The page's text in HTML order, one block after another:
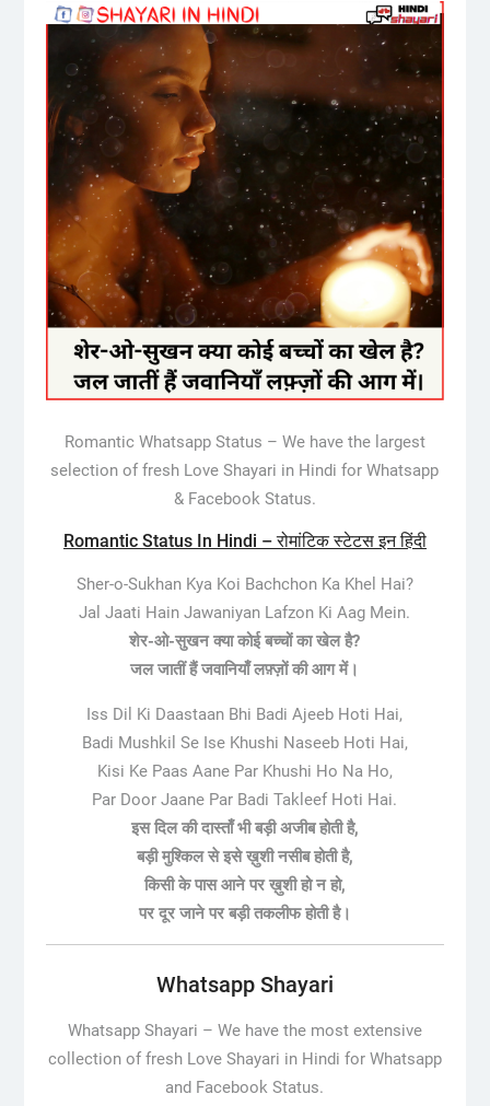
Romantic Whatsapp Status – We have the largest
selection of fresh Love Shayari in Hindi for Whatsapp
& Facebook Status.
Romantic Status In Hindi – रोमांटिक स्टेटस इन हिंदी
Sher-o-Sukhan Kya Koi Bachchon Ka Khel Hai?
Jal Jaati Hain Jawaniyan Lafzon Ki Aag Mein.
शेर-ओ-सुखन क्या कोई बच्चों का खेल है?
जल जातीं हैं जवानियाँ लफ़्ज़ों की आग में।
Iss Dil Ki Daastaan Bhi Badi Ajeeb Hoti Hai,
Badi Mushkil Se Ise Khushi Naseeb Hoti Hai,
Kisi Ke Paas Aane Par Khushi Ho Na Ho,
Par Door Jaane Par Badi Takleef Hoti Hai.
इस दिल की दास्ताँ भी बड़ी अजीब होती है,
बड़ी मुश्किल से इसे ख़ुशी नसीब होती है,
किसी के पास आने पर ख़ुशी हो न हो,
पर दूर जाने पर बड़ी तकलीफ होती है।
Whatsapp Shayari
Whatsapp Shayari – We have the most extensive
collection of fresh Love Shayari in Hindi for Whatsapp
and Facebook Status.